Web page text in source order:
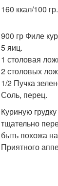
160 ккал/100 гр.
900 гр Филе
5 яиц.
1 столовая
2 столовых
1/2 Пучка
Соль, перец.
Куриную
тщательно
быть похожа
Приятного